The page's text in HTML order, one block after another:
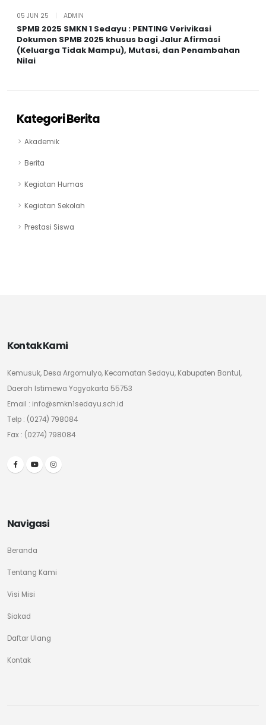
05 JUN 25 ADMIN
SPMB 2025 SMKN 1 Sedayu : PENTING Verivikasi
Dokumen SPMB 2025 khusus bagi Jalur Afirmasi
(Keluarga Tidak Mampu), Mutasi, dan Penambahan
Nilai
Kategori Berita
Akademik
Berita
Kegiatan Humas
Kegiatan Sekolah
Prestasi Siswa
Kontak Kami
Kemusuk, Desa Argomulyo, Kecamatan Sedayu, Kabupaten Bantul,
Daerah Istimewa Yogyakarta 55753
Email : info@smkn1sedayu.sch.id
Telp : (0274) 798084
Fax : (0274) 798084
Navigasi
Beranda
Tentang Kami
Visi Misi
Siakad
Daftar Ulang
Kontak